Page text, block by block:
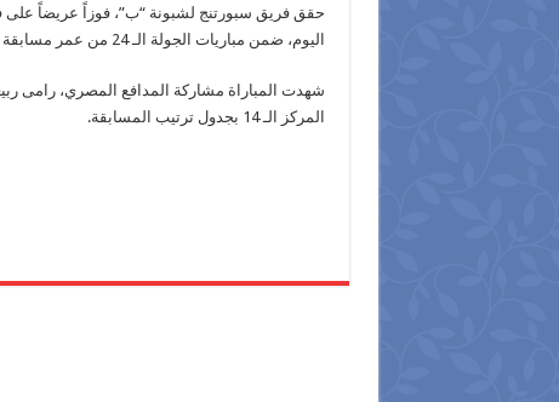
حقق فريق سبورتنج لشبونة “ب”، فوزاً عريضاً على
اليوم، ضمن مباريات الجولة الـ 24 من عمر مسابقة دورى الدرجة الثانية البرتغالى.
المركز الـ 14 بجدول ترتيب المسابقة.